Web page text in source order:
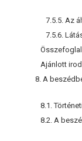
7.5.5. Az
Ajánlott
8.1.